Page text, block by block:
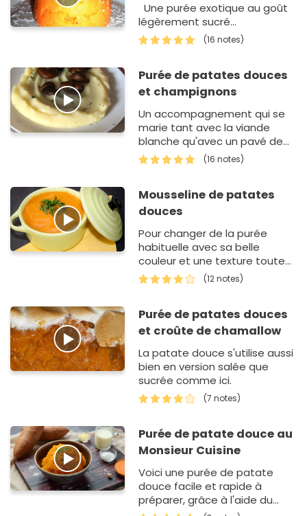
Une purée exotique au goût
légèrement sucré...
(16 notes)
Purée de patates douces
et champignons
Un accompagnement qui se
marie tant avec la viande
blanche qu'avec un pavé de
boeuf, une purée originale qui
séduira tant les petits que les
(16 notes)
Mousseline de patates
douces
Pour changer de la purée
habituelle avec sa belle
couleur et une texture toute
douce !
(12 notes)
Purée de patates douces
et croûte de chamallow
La patate douce s'utilise aussi
bien en version salée que
sucrée comme ici.
(7 notes)
Purée de patate douce au
Monsieur Cuisine
Voici une purée de patate
douce facile et rapide à
préparer, grâce à l'aide du